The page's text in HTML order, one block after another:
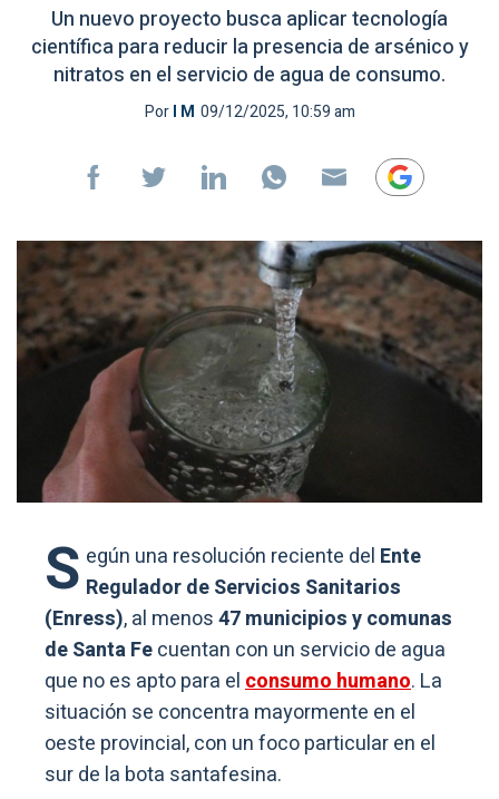
Un nuevo proyecto busca aplicar tecnología
científica para reducir la presencia de arsénico y
nitratos en el servicio de agua de consumo.
PorI M 09/12/2025, 10:59 am
S egún una resolución reciente del Ente
Regulador de Servicios Sanitarios
(Enress), al menos47 municipios y comunas
de Santa Fecuentan con un servicio de agua
que no es apto para elconsumo humano. La
situación se concentra mayormente en el
oeste provincial, con un foco particular en el
sur de la bota santafesina.